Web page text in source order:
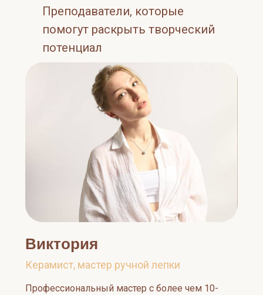
Преподаватели, которые
помогут раскрыть творческий
потенциал
Виктория
Керамист, мастер ручной лепки
Профессиональный мастер с более чем 10-